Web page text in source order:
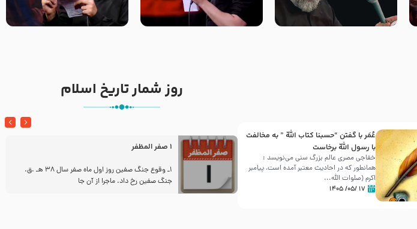
مادر منم مثل تو خمیدم – حاج
محمود کریمی – شهادت حضرت
تک ، عبّاس، صاحب دل‌هاست –
حاج حنیف طاهری – عزاداری شب
من غلام نوکراتم من عاشق
کربلاتم – شور زمینه – شب هفتم
عُمَر با گفتن “حسبنا كتاب اللّه ” به مخالفت
با رسول اللّه برخاست
خفاجی مصری عالم بزرگ سنی می‌نویسد :
همانطور که در احادیث معتبر آمده است، پیامبر
اکرم (صلوات اللّه...
۱۷ /۰۵/ ۱۴۰۵
روز شمار تاریخ اسلام
30 صفر المظفر
شهادت حضرت علی بن موسی الرضا (علیه السلام) در روز
آخـر صفر سـال 203 هـ .ق. هشـتمین اختر تابناک امامت
1 صفر المظفر
1ـ وقوع جنگ صفین روز اول ماه صفر سال 38 هـ .ق.
جنگ صفین رخ داد. ماجرا از آن جا